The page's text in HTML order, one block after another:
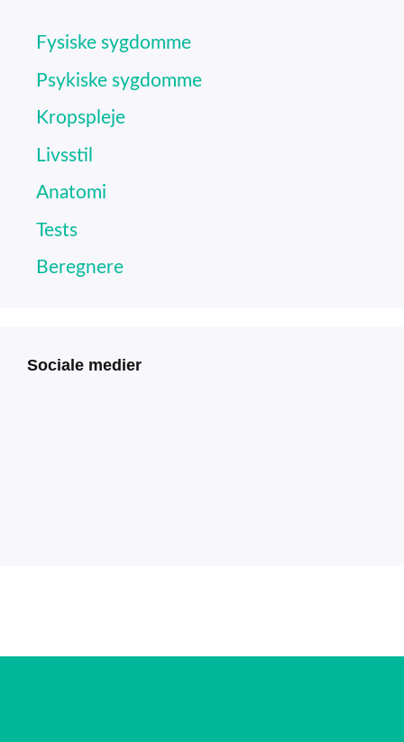
Fysiske sygdomme
Psykiske sygdomme
Kropspleje
Livsstil
Anatomi
Tests
Beregnere
Sociale medier